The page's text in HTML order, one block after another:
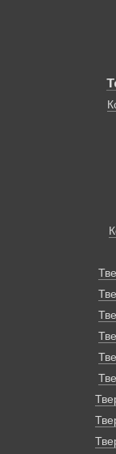
решением
подключения
виде
современных
достигает
надежные
до другой
Отопление
котле,